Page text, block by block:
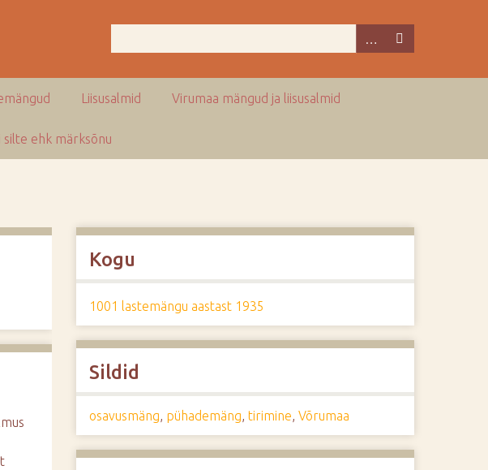
Liisusalmid Virumaa mängud ja liisusalmid
silte ehk märksõnu
Kogu
1001 lastemängu aastast 1935
Sildid
osavusmäng, pühademäng, tirimine, Võrumaa